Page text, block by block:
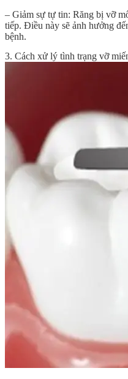
– Giảm sự tự tin: Răng bị vỡ
tiếp. Điều này sẽ ảnh hưởng
bệnh.
3. Cách xử lý tình trạng vỡ